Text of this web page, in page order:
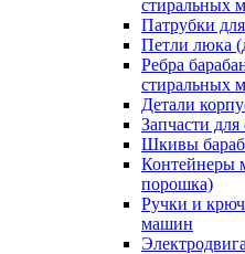
стиральных
Патрубки
Петли люка
Ребра
стиральных
Детали
Запчасти
Шкивы
Контейнеры
порошка)
Ручки и
машин